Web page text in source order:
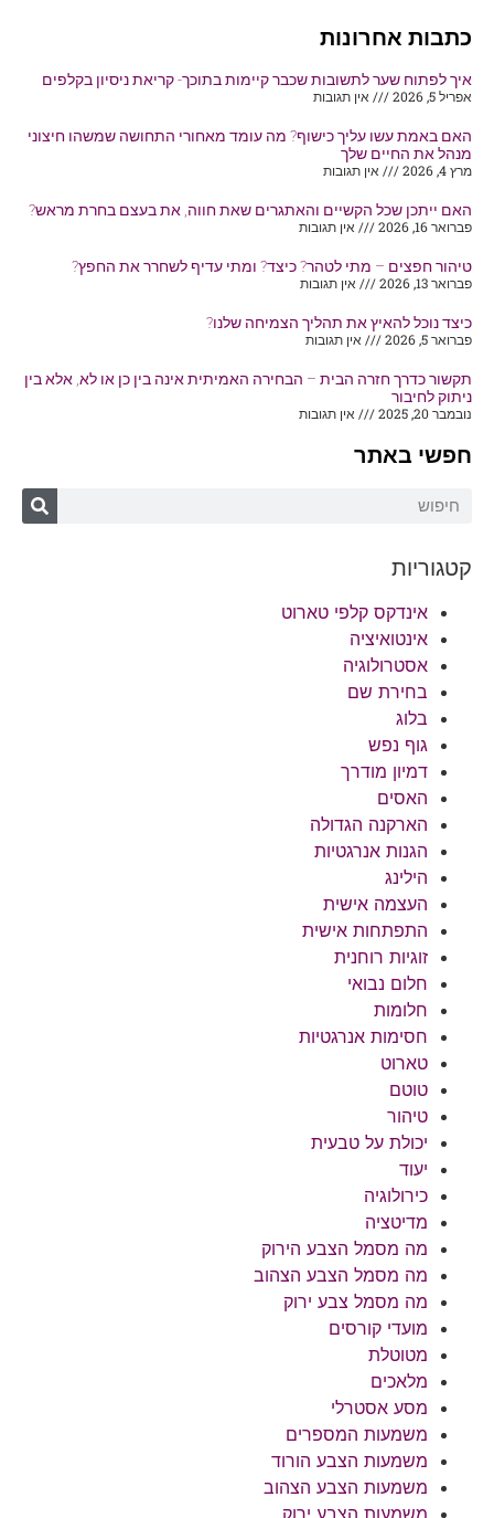
כתבות אחרונות
איך לפתוח שער לתשובות שכבר קיימות בתוכך- קריאת ניסיון בקלפים
אפריל 5, 2026
אין תגובות
האם באמת עשו עליך כישוף? מה עומד מאחורי התחושה שמשהו חיצוני
מנהל את החיים שלך
מרץ 4, 2026
אין תגובות
האם ייתכן שכל הקשיים והאתגרים שאת חווה, את בעצם בחרת מראש?
פברואר 16, 2026
אין תגובות
טיהור חפצים – מתי לטהר? כיצד? ומתי עדיף לשחרר את החפץ?
פברואר 13, 2026
אין תגובות
כיצד נוכל להאיץ את תהליך הצמיחה שלנו?
פברואר 5, 2026
אין תגובות
תקשור כדרך חזרה הבית – הבחירה האמיתית אינה בין כן או לא, אלא בין
ניתוק לחיבור
נובמבר 20, 2025
אין תגובות
חפשי באתר
קטגוריות
אינדקס קלפי טארוט
אינטואיציה
אסטרולוגיה
בחירת שם
בלוג
גוף נפש
דמיון מודרך
האסים
הארקנה הגדולה
הגנות אנרגטיות
הילינג
העצמה אישית
התפתחות אישית
זוגיות רוחנית
חלום נבואי
חלומות
חסימות אנרגטיות
טארוט
טוטם
טיהור
יכולת על טבעית
יעוד
כירולוגיה
מדיטציה
מה מסמל הצבע הירוק
מה מסמל הצבע הצהוב
מה מסמל צבע ירוק
מועדי קורסים
מטוטלת
מלאכים
מסע אסטרלי
משמעות המספרים
משמעות הצבע הורוד
משמעות הצבע הצהוב